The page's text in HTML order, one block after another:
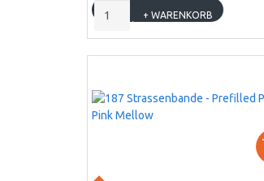
+ WARENKORB